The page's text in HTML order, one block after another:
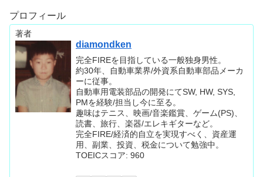
プロフィール
著者
diamondken
完全FIREを目指している一般独身男性。
約30年、自動車業界/外資系自動車部品メーカ
ーに従事。
自動車用電装部品の開発にてSW, HW, SYS,
PMを経験/担当し今に至る。
趣味はテニス、映画/音楽鑑賞、ゲーム(PS)、
読書、旅行、楽器/エレキギターなど。
完全FIRE/経済的自立を実現すべく、資産運
用、副業、投資、税金について勉強中。
TOEICスコア: 960